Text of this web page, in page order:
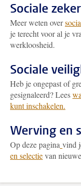
Sociale
Meer weten over
je terecht voor al je
werkloosheid.
Sociale
Heb je ongepast of
gesignaleerd? Lees
kunt inschakelen.
Werving en
Op deze pagina vind
en selectievan